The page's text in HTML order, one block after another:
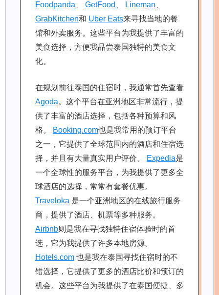
Foodpanda
GetFood Lineman
GrabKitchen和 Uber Eats来寻找当地的餐
馆和外卖服务。这些平台为我提供了丰富的
美食选择，方便我品尝泰国独特的美食文
化。
在规划前往泰国的住宿时，我通常首先查看
Agoda。这个平台在亚洲地区非常流行，提
供了丰富的酒店选择，包括各种预算和风
格。
Booking.com也是我常用的预订平台
之一，它提供了全球范围内的酒店和住宿选
择，并且有大量真实用户评价。
Expedia是
一个全球性的服务平台，为我提供了更多全
球酒店的选择，常常有套餐优惠。
Traveloka 是一个亚洲地区的在线旅行服务
商，提供了酒店、机票等多种服务。
Airbnb则是我在寻找独特住宿体验时的首
选，它为我提供了许多本地房源。
Hotels.com 也是我在泰国寻找住宿时的不
错选择，它提供了更多的酒店比价和预订的
机会。这些平台为我提供了在泰国便捷、多